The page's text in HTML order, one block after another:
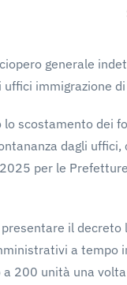
generale
immigrazione
scostamento dei
dagli
per le
il
a tempo
200 unità una